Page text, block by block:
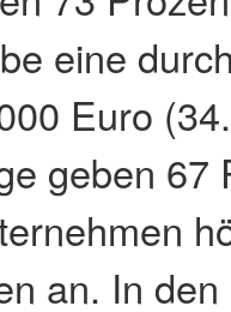
eine
Euro
geben 67
an. In